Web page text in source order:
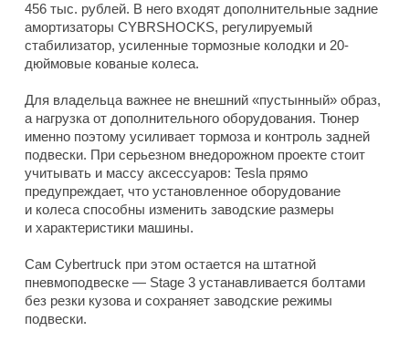
456 тыс. рублей. В него входят дополнительные задние
амортизаторы CYBRSHOCKS, регулируемый
стабилизатор, усиленные тормозные колодки и 20-
дюймовые кованые колеса.
Для владельца важнее не внешний «пустынный» образ,
а нагрузка от дополнительного оборудования. Тюнер
именно поэтому усиливает тормоза и контроль задней
подвески. При серьезном внедорожном проекте стоит
учитывать и массу аксессуаров: Tesla прямо
предупреждает, что установленное оборудование
и колеса способны изменить заводские размеры
и характеристики машины.
Сам Cybertruck при этом остается на штатной
пневмоподвеске — Stage 3 устанавливается болтами
без резки кузова и сохраняет заводские режимы
подвески.